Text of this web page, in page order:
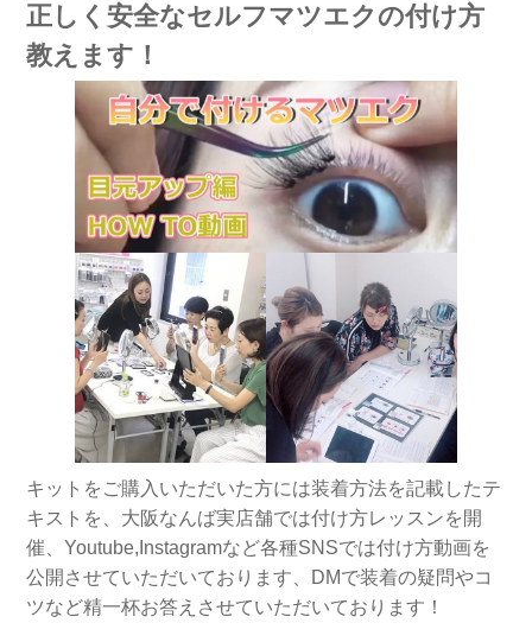
正しく安全なセルフマツエクの付け方
教えます！
キットをご購入いただいた方には装着方法を記載したテ
キストを、大阪なんば実店舗では付け方レッスンを開
催、Youtube,Instagramなど各種SNSでは付け方動画を
公開させていただいております、DMで装着の疑問やコ
ツなど精一杯お答えさせていただいております！